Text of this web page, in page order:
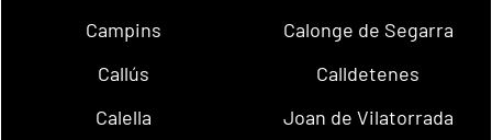
Campins
Calonge de Segarra
Callús
Calldetenes
Calella
Joan de Vilatorrada